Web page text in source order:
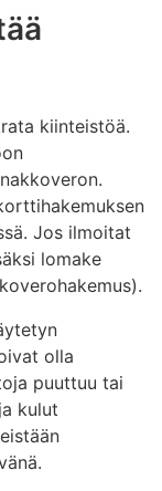
kiinteistöä.
Jos ilmoitat
lomake
olla
puuttuu tai
kulut